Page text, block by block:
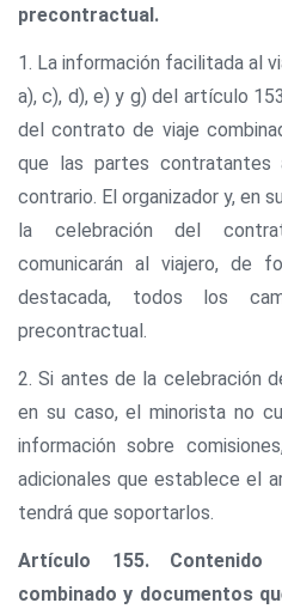
precontractual.
1. La información facilitada al
a), c), d), e) y g) del artículo
del contrato de viaje
que las partes contratantes
contrario. El organizador y, en
la celebración del
comunicarán al viajero, de
destacada, todos los
precontractual.
2. Si antes de la celebración
en su caso, el minorista no
información sobre
adicionales que establece el
tendrá que soportarlos.
Artículo 155.
combinado y documentos